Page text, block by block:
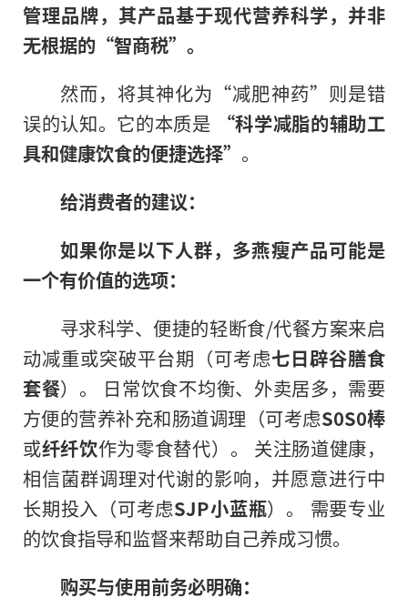
管理品牌，其产品基于现代营养科学，并非
无根据的“智商税”。
然而，将其神化为“减肥神药”则是错
误的认知。它的本质是
“科学减脂的辅助工
具和健康饮食的便捷选择” 。
给消费者的建议：
如果你是以下人群，多燕瘦产品可能是
一个有价值的选项：
寻求科学、便捷的轻断食/代餐方案来启
动减重或突破平台期（可考虑七日辟谷膳食
套餐）。 日常饮食不均衡、外卖居多，需要
方便的营养补充和肠道调理（可考虑S0S0棒
或纤纤饮作为零食替代）。 关注肠道健康，
相信菌群调理对代谢的影响，并愿意进行中
长期投入（可考虑SJP小蓝瓶）。 需要专业
的饮食指导和监督来帮助自己养成习惯。
购买与使用前务必明确：